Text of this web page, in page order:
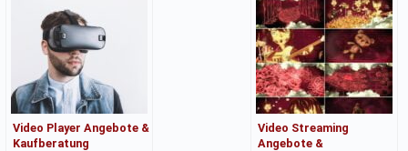
Video Player Angebote &
Kaufberatung
Video Streaming
Angebote &